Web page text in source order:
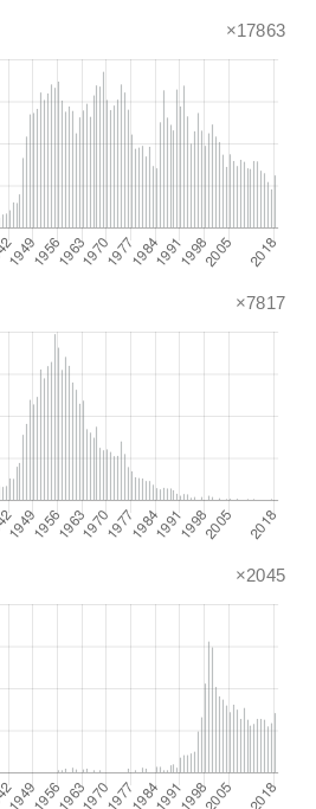
×17863
×7817
×2045